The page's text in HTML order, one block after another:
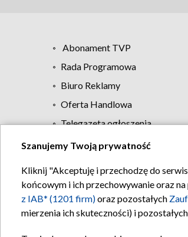
Abonament TVP
Rada Programowa
Biuro Reklamy
Oferta Handlowa
Telegazeta ogłoszenia
Szanujemy Twoją prywatność
Kliknij "Akceptuję i przechodzę do
końcowym i ich przechowywanie oraz
z IAB* (1201 firm)oraz pozostałych
mierzenia ich skuteczności) i